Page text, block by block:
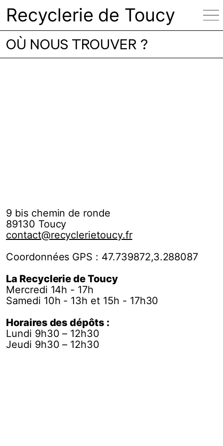
Recyclerie de Toucy
OÙ NOUS TROUVER ?
9 bis chemin de ronde
89130 Toucy
contact@recyclerietoucy.fr
Coordonnées GPS : 47.739872,3.288087
La Recyclerie de Toucy
Mercredi 14h - 17h
Samedi 10h - 13h et 15h - 17h30
Horaires des dépôts :
Lundi 9h30 – 12h30
Jeudi 9h30 – 12h30